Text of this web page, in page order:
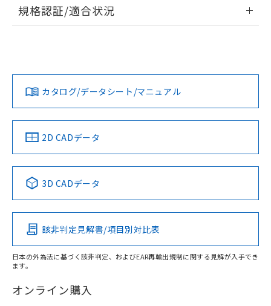
ログイン/会員登録
ダウンロードデータをご利用いただく前に、以下を必ずお読
みください。
ソフトウェアの使用条件
EU RoHS 注意事項・凡例
対応済み
中国 RoHS 注意事項・凡例
Pb Hg Cd Cr(VI)
O
在庫等で未対応品が混在する可能性があります。
規格認証/適合状況
LR型式承認
（イギリス
船舶規格）
DNV型式承認
（ノルウェー
BV型式承認
（フランス
KR型式
（韓国
No No No No
この製品の規格認証/適合状況ページへ
その他の認証はこちらのページからご検索ください
カタログ/データシート/マニュアル
2D CADデータ
3D CADデータ
該非判定見解書/項目別対比表
日本の外為法に基づく該非判定、およびEAR再輸出規制に関する見解が入手でき
ます。
オンライン購入